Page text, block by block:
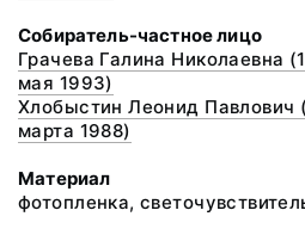
Собиратель-частное лицо
Грачева Галина Николаевна
мая 1993)
Хлобыстин Леонид Павлович
марта 1988)
Материал
фотопленка,